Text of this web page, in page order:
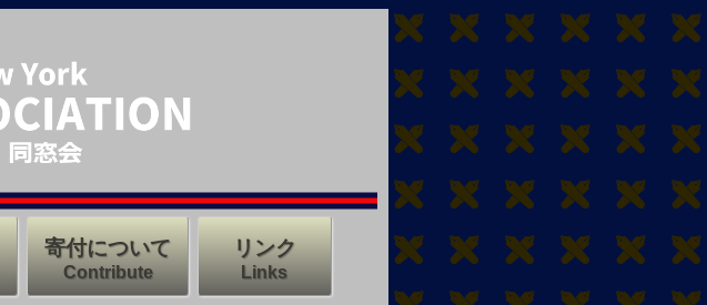
寄付について
Contribute
リンク
Links